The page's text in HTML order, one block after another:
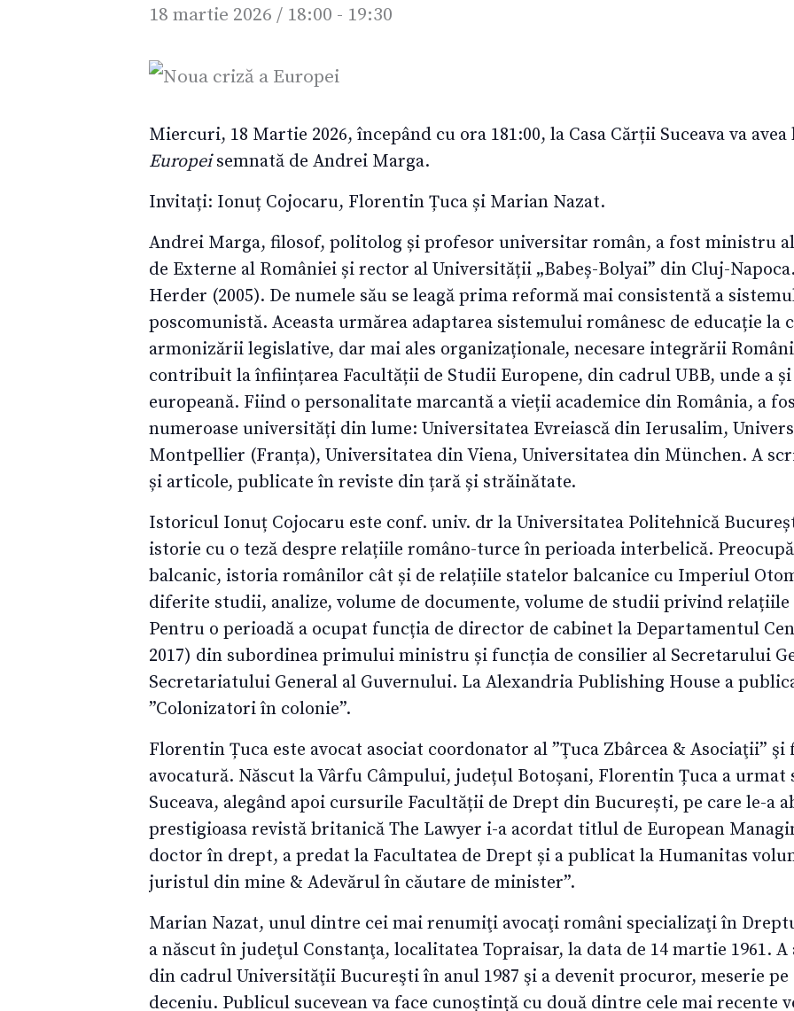
18 martie 2026 / 18:00 - 19:30
Miercuri, 18 Martie 2026, începând cu ora 181:00, la Casa Cărții Suceava va
Europeisemnată de Andrei Marga.
Invitați: Ionuț Cojocaru, Florentin Țuca și Marian Nazat.
Andrei Marga, filosof, politolog și profesor universitar român, a fost ministru
de Externe al României și rector al Universității „Babeș-Bolyai” din Cluj-
Herder (2005). De numele său se leagă prima reformă mai consistentă a
poscomunistă. Aceasta urmărea adaptarea sistemului românesc de educație la
armonizării legislative, dar mai ales organizaționale, necesare integrării
contribuit la înființarea Facultății de Studii Europene, din cadrul UBB, unde a
europeană. Fiind o personalitate marcantă a vieții academice din România, a
numeroase universități din lume: Universitatea Evreiască din Ierusalim,
Montpellier (Franța), Universitatea din Viena, Universitatea din München. A
și articole, publicate în reviste din țară și străinătate.
Istoricul Ionuț Cojocaru este conf. univ. dr la Universitatea Politehnică
istorie cu o teză despre relațiile româno-turce în perioada interbelică.
balcanic, istoria românilor cât și de relațiile statelor balcanice cu Imperiul
diferite studii, analize, volume de documente, volume de studii privind
Pentru o perioadă a ocupat funcția de director de cabinet la Departamentul
2017) din subordinea primului ministru și funcția de consilier al Secretarului
Secretariatului General al Guvernului. La Alexandria Publishing House a
”Colonizatori în colonie”.
Florentin Țuca este avocat asociat coordonator al ”Ţuca Zbârcea & Asociaţii”
avocatură. Născut la Vârfu Câmpului, județul Botoșani, Florentin Țuca a urmat
Suceava, alegând apoi cursurile Facultății de Drept din București, pe care le-a
prestigioasa revistă britanică The Lawyer i-a acordat titlul de European
doctor în drept, a predat la Facultatea de Drept și a publicat la Humanitas
juristul din mine & Adevărul în căutare de minister”.
Marian Nazat, unul dintre cei mai renumiţi avocaţi români specializaţi în
a născut în judeţul Constanţa, localitatea Topraisar, la data de 14 martie 1961.
din cadrul Universităţii Bucureşti în anul 1987 şi a devenit procuror, meserie
deceniu. Publicul sucevean va face cunoștință cu două dintre cele mai recente